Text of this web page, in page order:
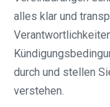
alles klar und
durch und stellen
verstehen.